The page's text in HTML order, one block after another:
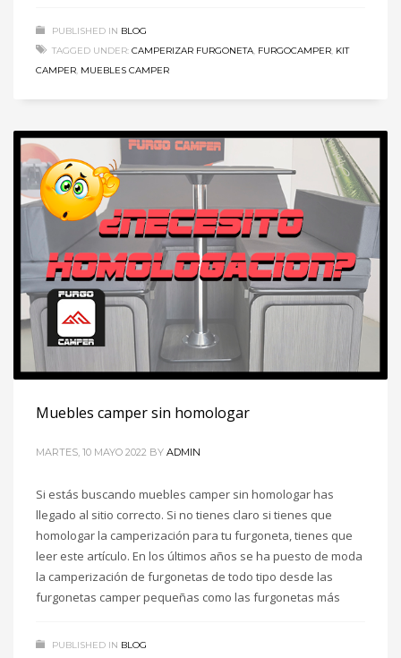
PUBLISHED IN BLOG
TAGGED UNDER: CAMPERIZAR FURGONETA, FURGOCAMPER, KIT
CAMPER, MUEBLES CAMPER
Muebles camper sin homologar
MARTES, 10 MAYO 2022 BY ADMIN
Si estás buscando muebles camper sin homologar has
llegado al sitio correcto. Si no tienes claro si tienes que
homologar la camperización para tu furgoneta, tienes que
leer este artículo. En los últimos años se ha puesto de moda
la camperización de furgonetas de todo tipo desde las
furgonetas camper pequeñas como las furgonetas más
PUBLISHED IN BLOG